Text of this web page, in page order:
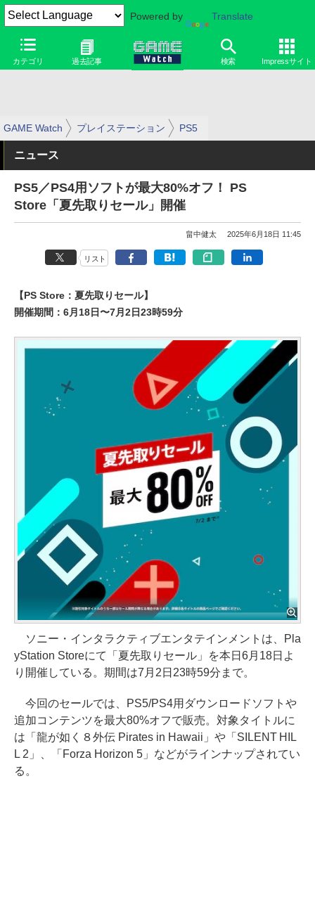
Powered by Translate
カテゴリ 過去記事 検索 Impressサイト
GAME Watch プレイステーション PS5
ニュース
PS5／PS4用ソフトが最大80%オフ！ PS
Store「夏先取りセール」開催
畠中健太 2025年6月18日 11:45
リスト
【PS Store：夏先取りセール】
開催期間：6月18日〜7月2日23時59分
ソニー・インタラクティブエンタテインメントは、Pla
yStation Storeにて「夏先取りセール」を本日6月18日よ
り開催している。期間は7月2日23時59分まで。
今回のセールでは、PS5/PS4用ダウンロードソフトや
追加コンテンツを最大80%オフで販売。対象タイトルに
は「龍が如く８外伝 Pirates in Hawaii」や「SILENT HIL
L 2」、「Forza Horizon 5」などがラインナップされてい
る。